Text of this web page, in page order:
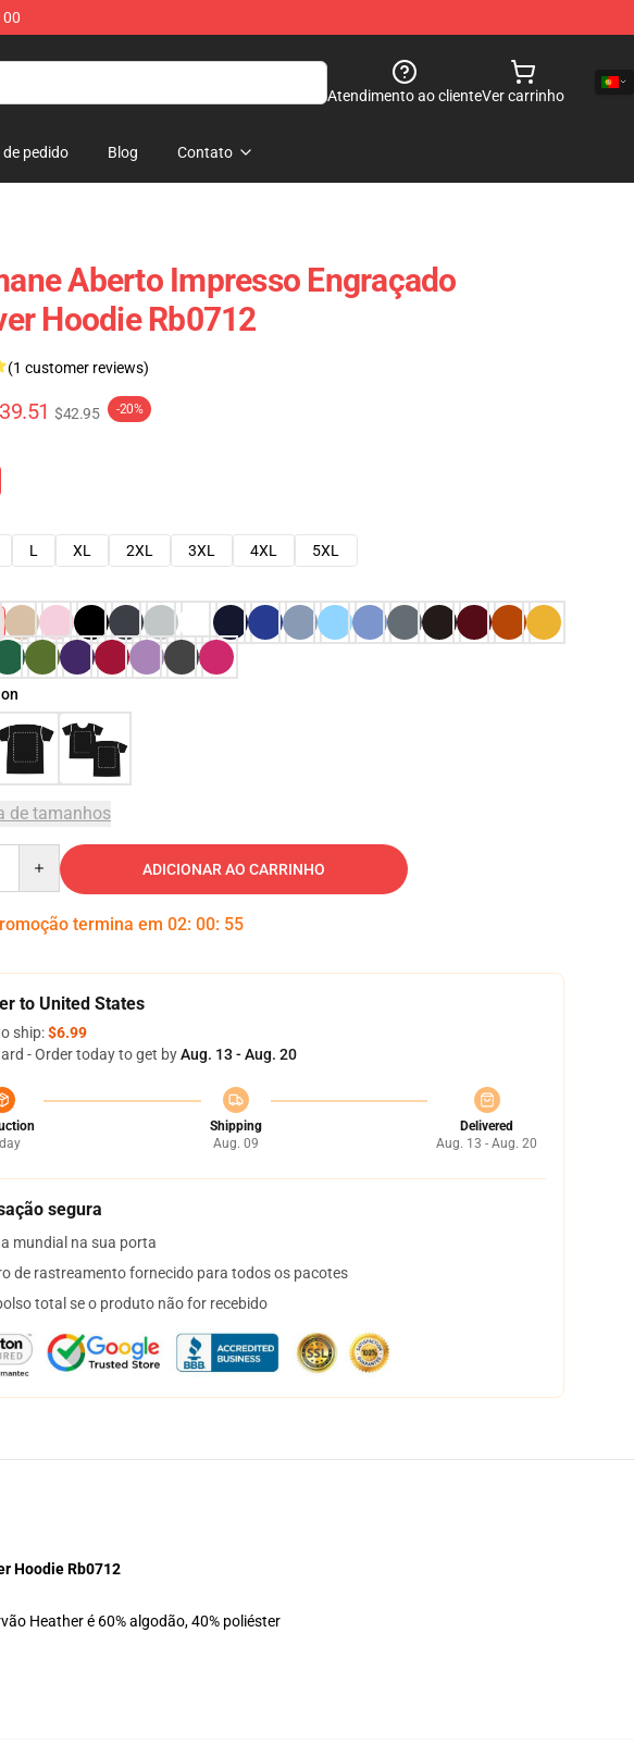
Atendimento ao clienteVer carrinho
pedido Blog Contato
Aberto Impresso Engraçado
Hoodie Rb0712
(1 customer reviews)
$42.95 -20%
L XL 2XL 3XL 4XL
5XL
de tamanhos
ADICIONAR AO CARRINHO
termina em 02: 00: 54
to United States
ship:$6.99
- Order today to get byAug. 13 - Aug. 20
Shipping
Aug. 09
Delivered
Aug. 13 - Aug. 20
segura
mundial na sua porta
de rastreamento fornecido para todos os pacotes
total se o produto não for recebido
Hoodie Rb0712
Heather é 60% algodão, 40% poliéster